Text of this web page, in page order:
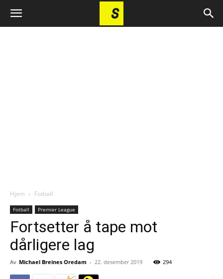
Hjem Fotball
Fotball Premier League
Fortsetter å tape mot
dårligere lag
Av Michael Breines Oredam - 22. desember 2019 294